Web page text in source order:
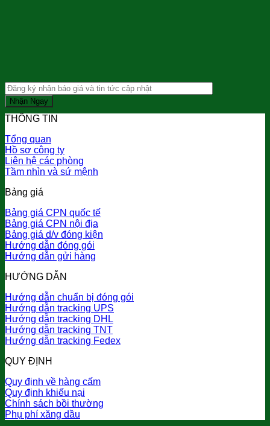
THÔNG TIN
Tổng quan
Hồ sơ công ty
Liên hệ các phòng
Tầm nhìn và sứ mệnh
Bảng giá
Bảng giá CPN quốc tế
Bảng giá CPN nội địa
Bảng giá d/v đóng kiện
Hướng dẫn đóng gói
Hướng dẫn gửi hàng
HƯỚNG DẪN
Hướng dẫn chuẩn bị đóng gói
Hướng dẫn tracking UPS
Hướng dẫn tracking DHL
Hướng dẫn tracking TNT
Hướng dẫn tracking Fedex
QUY ĐỊNH
Quy định về hàng cấm
Quy định khiếu nại
Chính sách bồi thường
Phụ phí xăng dầu